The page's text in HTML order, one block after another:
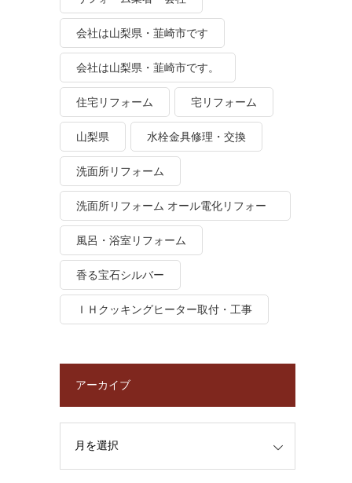
会社は山梨県・韮崎市です
会社は山梨県・韮崎市です。
住宅リフォーム 宅リフォーム
山梨県 水栓金具修理・交換
洗面所リフォーム
洗面所リフォーム オール電化リフォー
ム
風呂・浴室リフォーム
香る宝石シルバー
ＩＨクッキングヒーター取付・工事
アーカイブ